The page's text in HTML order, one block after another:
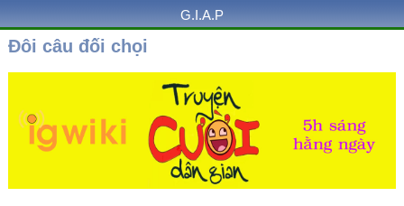
G.I.A.P
Đôi câu đối chọi